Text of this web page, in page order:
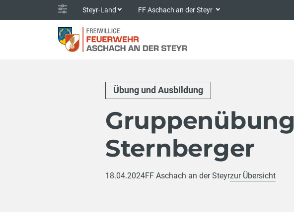
Steyr-Land FF Aschach an der Steyr
Übung und Ausbildung
Gruppenübung
Sternberger
18.04.2024FF Aschach an der Steyrzur Übersicht